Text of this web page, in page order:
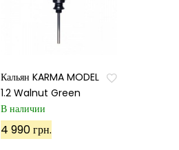
Кальян KARMA MODEL
1.2 Walnut Green
В наличии
4 990 грн.